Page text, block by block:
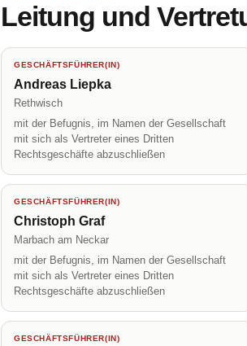
Leitung und
GESCHÄFTSFÜHRER(IN)
Andreas Liepka
Rethwisch
mit der Befugnis, im Namen der Gesellschaft
mit sich als Vertreter eines Dritten
Rechtsgeschäfte abzuschließen
GESCHÄFTSFÜHRER(IN)
Christoph Graf
Marbach am Neckar
mit der Befugnis, im Namen der Gesellschaft
mit sich als Vertreter eines Dritten
Rechtsgeschäfte abzuschließen
GESCHÄFTSFÜHRER(IN)